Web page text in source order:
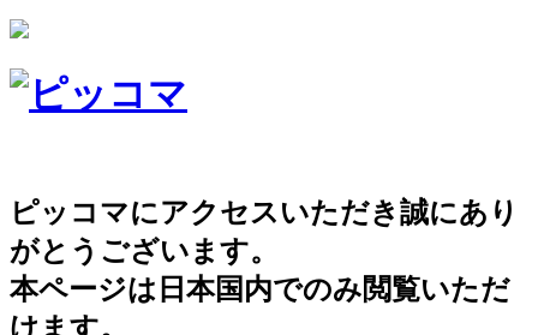
ピッコマにアクセスいただき誠にあり
がとうございます。
本ページは日本国内でのみ閲覧いただ
けます。